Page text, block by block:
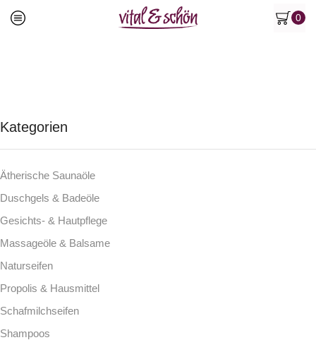
0
Kategorien
Ätherische Saunaöle
Duschgels & Badeöle
Gesichts- & Hautpflege
Massageöle & Balsame
Naturseifen
Propolis & Hausmittel
Schafmilchseifen
Shampoos